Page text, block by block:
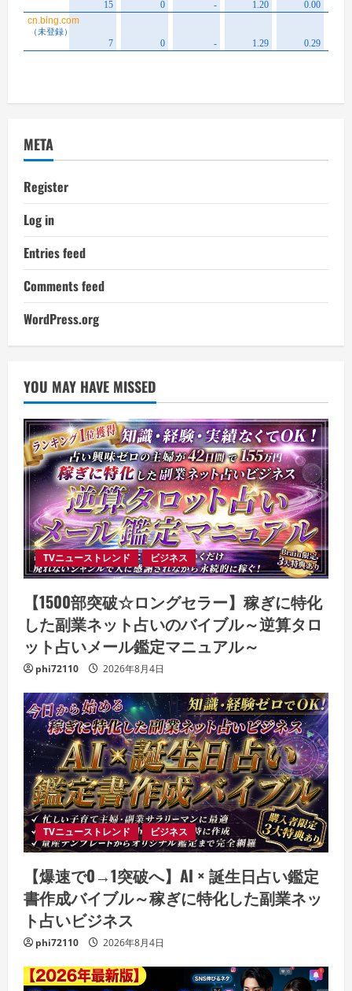
META
Register
Log in
Entries feed
Comments feed
WordPress.org
YOU MAY HAVE MISSED
TVニューストレンド ビジネス
【1500部突破☆ロングセラー】稼ぎに特化
した副業ネット占いのバイブル～逆算タロ
ット占いメール鑑定マニュアル～
phi72110 2026年8月4日
TVニューストレンド ビジネス
【爆速で0→1突破へ】AI × 誕生日占い鑑定
書作成バイブル～稼ぎに特化した副業ネッ
ト占いビジネス
phi72110 2026年8月4日